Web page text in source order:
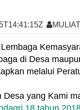
di Desa
melalui
yang Kami
18 tahun